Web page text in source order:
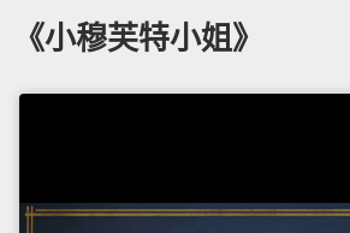
《小穆芙特小姐》